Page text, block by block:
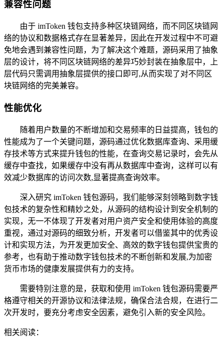
兼容性问题
由于 imToken 钱包支持多种区块链网络，而不同区块链网
络的协议和数据格式存在显著差异，因此在开发过程中不可避
免地会遇到兼容性问题，为了解决这个难题，源码采用了抽象
层的设计，将不同区块链网络的差异巧妙封装在抽象层中，上
层代码只需调用抽象层提供的接口即可,从而实现了对不同区
块链网络的完美兼容。
性能优化
随着用户数量的不断增加和交易频率的日益提高，钱包的
性能成为了一个关键问题，源码通过优化数据库查询、采用缓
存技术等方式来提升钱包的性能，在查询交易记录时，会先从
缓存中查找，如果缓存中没有再从数据库中查询，这样可以有
效减少数据库的访问次数,显著提高查询效率。
深入研究 imToken 钱包源码，我们能够深刻领略到数字钱
包技术的复杂性和精妙之处，从源码的结构设计到安全机制的
实现，无一不体现了开发者对用户资产安全和使用体验的高度
重视，通过对源码的细致分析，开发者可以借鉴其中的优秀设
计和实现方法，为开发更加安全、高效的数字钱包提供宝贵的
参考，也有助于推动数字钱包技术的不断创新和发展,为加密
货币市场的健康发展提供有力的支持。
需要特别注意的是，获取和使用 imToken 钱包源码需要严
格遵守相关的开源协议和法律法规，确保合法合规，在进行二
次开发时，要充分考虑安全因素，避免引入新的安全风险。
相关阅读：